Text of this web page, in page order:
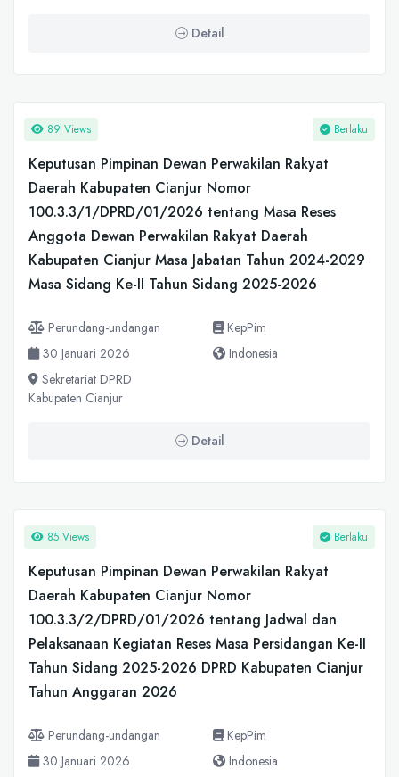
Detail
89 Views Berlaku
Keputusan Pimpinan Dewan Perwakilan Rakyat
Daerah Kabupaten Cianjur Nomor
100.3.3/1/DPRD/01/2026 tentang Masa Reses
Anggota Dewan Perwakilan Rakyat Daerah
Kabupaten Cianjur Masa Jabatan Tahun 2024-2029
Masa Sidang Ke-II Tahun Sidang 2025-2026
Perundang-undangan
KepPim
30 Januari 2026
Indonesia
Sekretariat DPRD
Kabupaten Cianjur
Detail
85 Views Berlaku
Keputusan Pimpinan Dewan Perwakilan Rakyat
Daerah Kabupaten Cianjur Nomor
100.3.3/2/DPRD/01/2026 tentang Jadwal dan
Pelaksanaan Kegiatan Reses Masa Persidangan Ke-II
Tahun Sidang 2025-2026 DPRD Kabupaten Cianjur
Tahun Anggaran 2026
Perundang-undangan
KepPim
30 Januari 2026
Indonesia